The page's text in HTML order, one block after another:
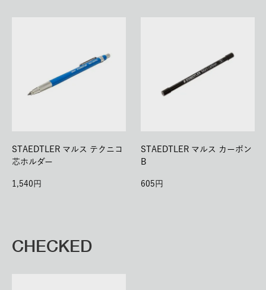
STAEDTLER マルス テクニコ
芯ホルダー
1,540
STAEDTLER マルス カーボン
B
605
CHECKED